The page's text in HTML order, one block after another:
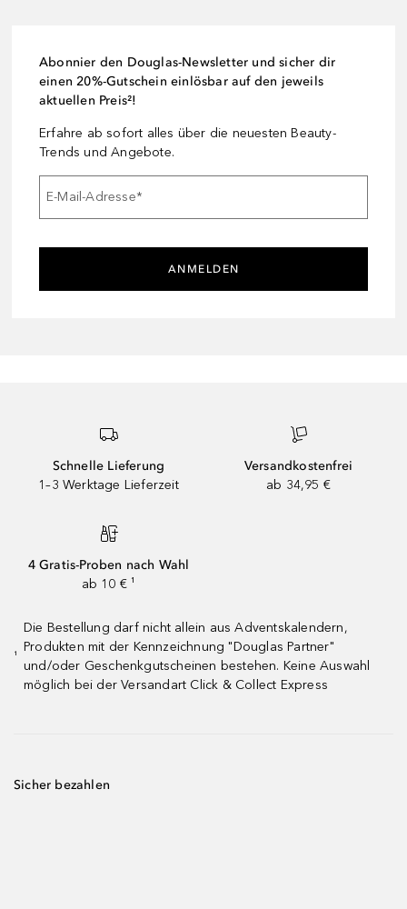
Abonnier den Douglas-Newsletter und sicher dir
einen 20%-Gutschein einlösbar auf den jeweils
aktuellen Preis²!
Erfahre ab sofort alles über die neuesten Beauty-
Trends und Angebote.
E-Mail-Adresse*
ANMELDEN
Schnelle Lieferung
1–3 Werktage Lieferzeit
Versandkostenfrei
ab 34,95 €
4 Gratis-Proben nach Wahl
ab 10 € ¹
¹
Die Bestellung darf nicht allein aus Adventskalendern,
Produkten mit der Kennzeichnung "Douglas Partner"
und/oder Geschenkgutscheinen bestehen. Keine Auswahl
möglich bei der Versandart Click & Collect Express
Sicher bezahlen